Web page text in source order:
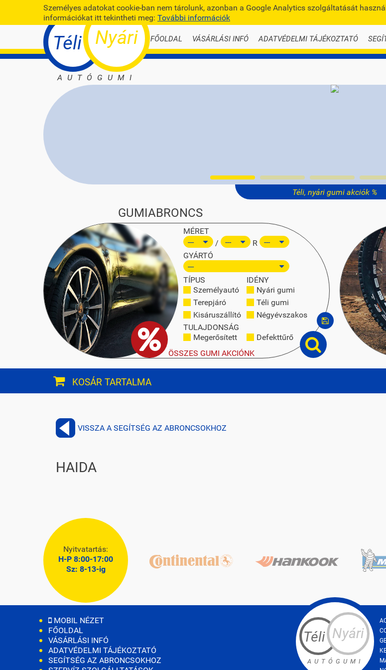
Személyes adatokat cookie-ban nem tárolunk, azonban a Google Analytics szolgáltatását
információkat itt tekintheti meg: További információk
Téli Nyári
AUTÓGUMI
FŐOLDAL VÁSÁRLÁSI INFÓ ADATVÉDELMI TÁJÉKOZTATÓ
Téli, nyári gumi akciók %
GUMIABRONCS
MÉRET
/
R
GYÁRTÓ
TÍPUS
Személyautó
Terepjáró
Kisáruszállító
IDÉNY
Nyári gumi
Téli gumi
Négyévszakos
TULAJDONSÁG
Megerősített
Defekttűrő
ÖSSZES GUMI AKCIÓNK
KOSÁR TARTALMA
VISSZA A SEGÍTSÉG AZ ABRONCSOKHOZ
HAIDA
Nyitvatartás:
H-P 8:00-17:00
Sz: 8-13-ig
MOBIL NÉZET
FŐOLDAL
VÁSÁRLÁSI INFÓ
ADATVÉDELMI TÁJÉKOZTATÓ
SEGÍTSÉG AZ ABRONCSOKHOZ
Téli Nyári
AUTÓGUMI